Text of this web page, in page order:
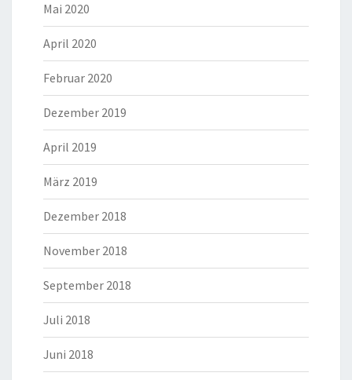
Mai 2020
April 2020
Februar 2020
Dezember 2019
April 2019
März 2019
Dezember 2018
November 2018
September 2018
Juli 2018
Juni 2018